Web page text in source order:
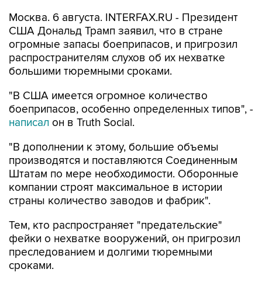
Москва. 6 августа. INTERFAX.RU - Президент
США Дональд Трамп заявил, что в стране
огромные запасы боеприпасов, и пригрозил
распространителям слухов об их нехватке
большими тюремными сроками.
"В США имеется огромное количество
боеприпасов, особенно определенных типов", -
написал он в Truth Social.
"В дополнении к этому, большие объемы
производятся и поставляются Соединенным
Штатам по мере необходимости. Оборонные
компании строят максимальное в истории
страны количество заводов и фабрик".
Тем, кто распространяет "предательские"
фейки о нехватке вооружений, он пригрозил
преследованием и долгими тюремными
сроками.